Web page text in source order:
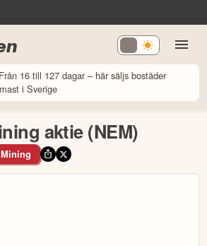
Från 16 till 127 dagar – här säljs bostäder
i Sverige
aktie (NEM)